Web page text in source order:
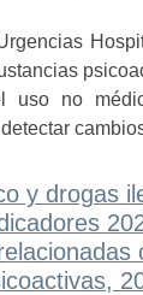
uso no
y drogas